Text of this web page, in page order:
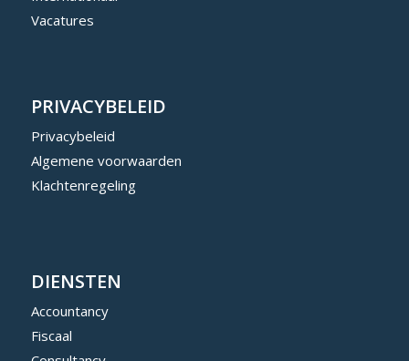
Vacatures
PRIVACYBELEID
Privacybeleid
Algemene voorwaarden
Klachtenregeling
DIENSTEN
Accountancy
Fiscaal